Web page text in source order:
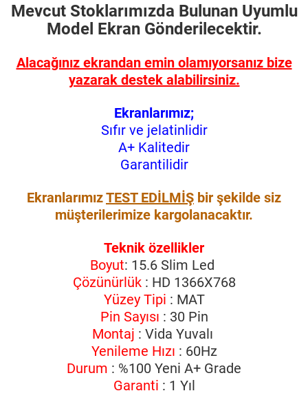
Mevcut Stoklarımızda Bulunan Uyumlu
Model Ekran Gönderilecektir.
Alacağınız ekrandan emin olamıyorsanız bize
yazarak destek alabilirsiniz.
Ekranlarımız;
Sıfır ve jelatinlidir
A+ Kalitedir
Garantilidir
EkranlarımızTEST EDİLMİŞ bir şekilde siz
müşterilerimize kargolanacaktır.
Teknik özellikler
Boyut: 15.6 Slim Led
Çözünürlük: HD 1366X768
Yüzey Tipi : MAT
Pin Sayısı : 30 Pin
Montaj : Vida Yuvalı
Yenileme Hızı : 60Hz
Durum : %100 Yeni A+ Grade
Garanti : 1 Yıl